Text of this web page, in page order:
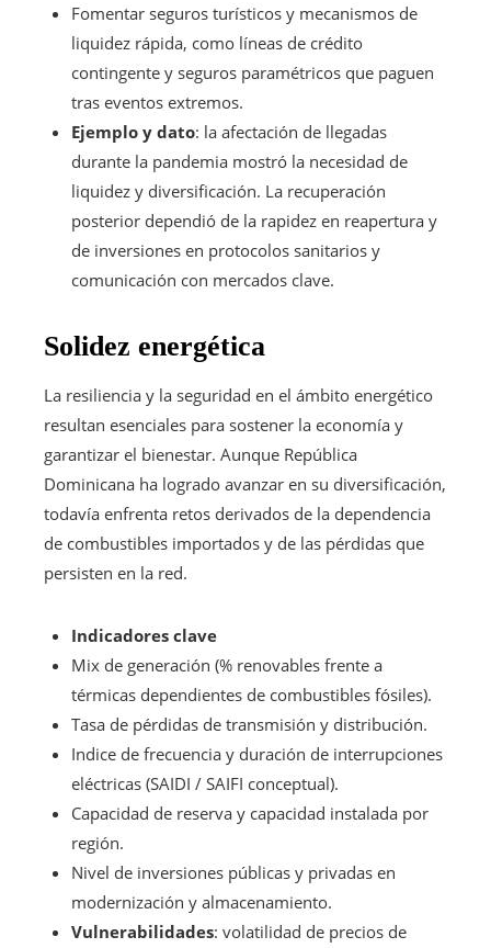
Fomentar seguros turísticos y mecanismos de
liquidez rápida, como líneas de crédito
contingente y seguros paramétricos que paguen
tras eventos extremos.
Ejemplo y dato: la afectación de llegadas
durante la pandemia mostró la necesidad de
liquidez y diversificación. La recuperación
posterior dependió de la rapidez en reapertura y
de inversiones en protocolos sanitarios y
comunicación con mercados clave.
Solidez energética
La resiliencia y la seguridad en el ámbito energético
resultan esenciales para sostener la economía y
garantizar el bienestar. Aunque República
Dominicana ha logrado avanzar en su diversificación,
todavía enfrenta retos derivados de la dependencia
de combustibles importados y de las pérdidas que
persisten en la red.
Indicadores clave
Mix de generación (% renovables frente a
térmicas dependientes de combustibles fósiles).
Tasa de pérdidas de transmisión y distribución.
Indice de frecuencia y duración de interrupciones
eléctricas (SAIDI / SAIFI conceptual).
Capacidad de reserva y capacidad instalada por
región.
Nivel de inversiones públicas y privadas en
modernización y almacenamiento.
Vulnerabilidades: volatilidad de precios de